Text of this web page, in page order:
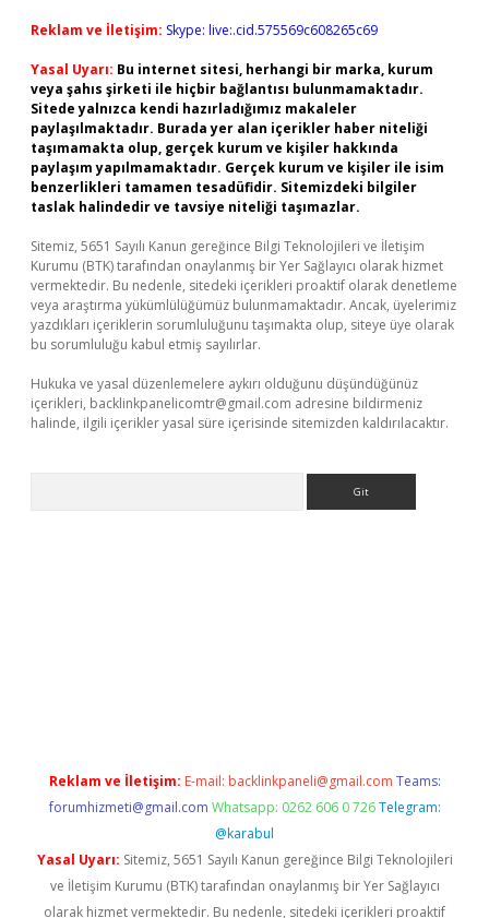
Reklam ve İletişim: Skype: live:.cid.575569c608265c69
Yasal Uyarı: Bu internet sitesi, herhangi bir marka, kurum
veya şahıs şirketi ile hiçbir bağlantısı bulunmamaktadır.
Sitede yalnızca kendi hazırladığımız makaleler
paylaşılmaktadır. Burada yer alan içerikler haber niteliği
taşımamakta olup, gerçek kurum ve kişiler hakkında
paylaşım yapılmamaktadır. Gerçek kurum ve kişiler ile isim
benzerlikleri tamamen tesadüfidir. Sitemizdeki bilgiler
taslak halindedir ve tavsiye niteliği taşımazlar.
Sitemiz, 5651 Sayılı Kanun gereğince Bilgi Teknolojileri ve İletişim
Kurumu (BTK) tarafından onaylanmış bir Yer Sağlayıcı olarak hizmet
vermektedir. Bu nedenle, sitedeki içerikleri proaktif olarak denetleme
veya araştırma yükümlülüğümüz bulunmamaktadır. Ancak, üyelerimiz
yazdıkları içeriklerin sorumluluğunu taşımakta olup, siteye üye olarak
bu sorumluluğu kabul etmiş sayılırlar.
Hukuka ve yasal düzenlemelere aykırı olduğunu düşündüğünüz
içerikleri, backlinkpanelicomtr@gmail.com adresine bildirmeniz
halinde, ilgili içerikler yasal süre içerisinde sitemizden kaldırılacaktır.
Reklam ve İletişim: E-mail: backlinkpaneli@gmail.com Teams:
forumhizmeti@gmail.com Whatsapp: 0262 606 0 726 Telegram:
@karabul
Yasal Uyarı: Sitemiz, 5651 Sayılı Kanun gereğince Bilgi Teknolojileri
ve İletişim Kurumu (BTK) tarafından onaylanmış bir Yer Sağlayıcı
olarak hizmet vermektedir. Bu nedenle, sitedeki içerikleri proaktif